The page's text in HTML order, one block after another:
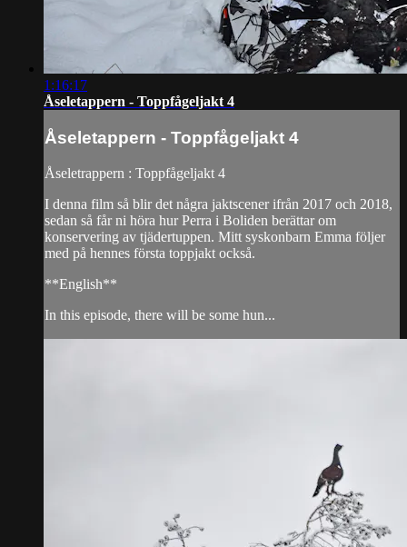
1:16:17
Åseletappern - Toppfågeljakt 4
Åseletappern - Toppfågeljakt 4
Åseletrappern : Toppfågeljakt 4
I denna film så blir det några jaktscener ifrån 2017 och 2018,
sedan så får ni höra hur Perra i Boliden berättar om
konservering av tjädertuppen. Mitt syskonbarn Emma följer
med på hennes första toppjakt också.
**English**
In this episode, there will be some hun...